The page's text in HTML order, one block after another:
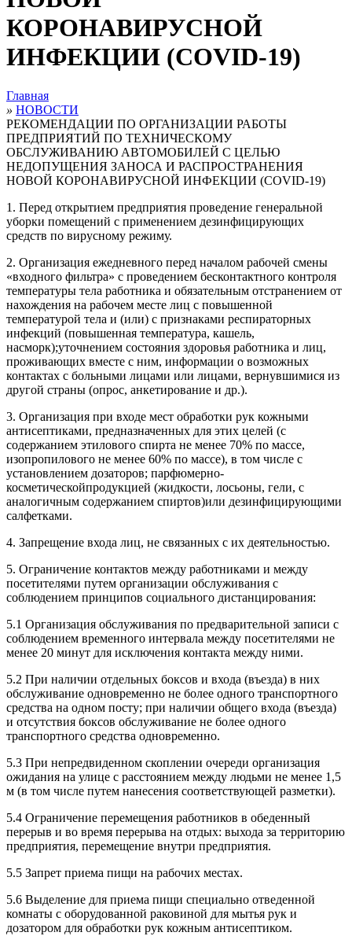
КОРОНАВИРУСНОЙ
ИНФЕКЦИИ (COVID-19)
Главная
» НОВОСТИ
РЕКОМЕНДАЦИИ ПО ОРГАНИЗАЦИИ РАБОТЫ
ПРЕДПРИЯТИЙ ПО ТЕХНИЧЕСКОМУ
ОБСЛУЖИВАНИЮ АВТОМОБИЛЕЙ С ЦЕЛЬЮ
НЕДОПУЩЕНИЯ ЗАНОСА И РАСПРОСТРАНЕНИЯ
НОВОЙ КОРОНАВИРУСНОЙ ИНФЕКЦИИ (COVID-19)
1. Перед открытием предприятия проведение генеральной
уборки помещений с применением дезинфицирующих
средств по вирусному режиму.
2. Организация ежедневного перед началом рабочей смены
«входного фильтра» с проведением бесконтактного контроля
температуры тела работника и обязательным отстранением от
нахождения на рабочем месте лиц с повышенной
температурой тела и (или) с признаками респираторных
инфекций (повышенная температура, кашель,
насморк);уточнением состояния здоровья работника и лиц,
проживающих вместе с ним, информации о возможных
контактах с больными лицами или лицами, вернувшимися из
другой страны (опрос, анкетирование и др.).
3. Организация при входе мест обработки рук кожными
антисептиками, предназначенных для этих целей (с
содержанием этилового спирта не менее 70% по массе,
изопропилового не менее 60% по массе), в том числе с
установлением дозаторов; парфюмерно-
косметическойпродукцией (жидкости, лосьоны, гели, с
аналогичным содержанием спиртов)или дезинфицирующими
салфетками.
4. Запрещение входа лиц, не связанных с их деятельностью.
5. Ограничение контактов между работниками и между
посетителями путем организации обслуживания с
соблюдением принципов социального дистанцирования:
5.1 Организация обслуживания по предварительной записи с
соблюдением временного интервала между посетителями не
менее 20 минут для исключения контакта между ними.
5.2 При наличии отдельных боксов и входа (въезда) в них
обслуживание одновременно не более одного транспортного
средства на одном посту; при наличии общего входа (въезда)
и отсутствия боксов обслуживание не более одного
транспортного средства одновременно.
5.3 При непредвиденном скоплении очереди организация
ожидания на улице с расстоянием между людьми не менее 1,5
м (в том числе путем нанесения соответствующей разметки).
5.4 Ограничение перемещения работников в обеденный
перерыв и во время перерыва на отдых: выхода за территорию
предприятия, перемещение внутри предприятия.
5.5 Запрет приема пищи на рабочих местах.
5.6 Выделение для приема пищи специально отведенной
комнаты с оборудованной раковиной для мытья рук и
дозатором для обработки рук кожным антисептиком.